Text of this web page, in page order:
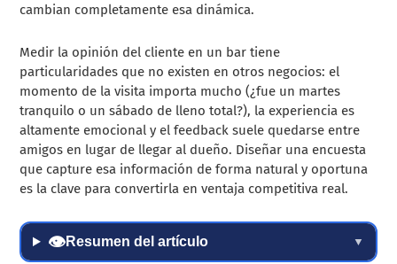
cambian completamente esa dinámica.
Medir la opinión del cliente en un bar tiene
particularidades que no existen en otros negocios: el
momento de la visita importa mucho (¿fue un martes
tranquilo o un sábado de lleno total?), la experiencia es
altamente emocional y el feedback suele quedarse entre
amigos en lugar de llegar al dueño. Diseñar una encuesta
que capture esa información de forma natural y oportuna
es la clave para convertirla en ventaja competitiva real.
👁Resumen del artículo ▼